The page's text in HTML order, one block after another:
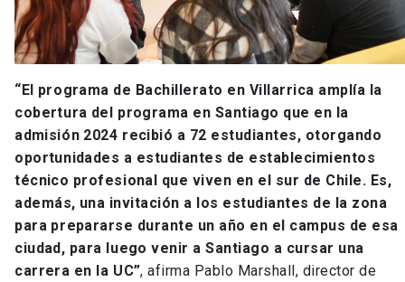
“El programa de Bachillerato en Villarrica amplía la
cobertura del programa en Santiago que en la
admisión 2024 recibió a 72 estudiantes, otorgando
oportunidades a estudiantes de establecimientos
técnico profesional que viven en el sur de Chile. Es,
además, una invitación a los estudiantes de la zona
para prepararse durante un año en el campus de esa
ciudad, para luego venir a Santiago a cursar una
carrera en la UC”, afirma Pablo Marshall, director de